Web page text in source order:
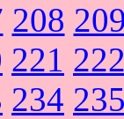
208
221
234